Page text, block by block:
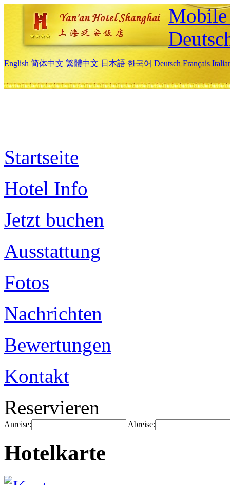
English 简体中文 繁體中文 日本語 한국어 Deutsch Français
Startseite
Hotel Info
Jetzt buchen
Ausstattung
Fotos
Nachrichten
Bewertungen
Kontakt
Reservieren
Anreise: Abreise:
Hotelkarte